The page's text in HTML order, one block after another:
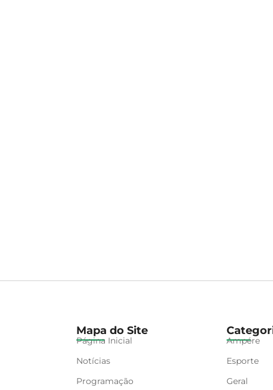
Mapa do Site
Página Inicial
Notícias
Programação
Ampére
Esporte
Geral